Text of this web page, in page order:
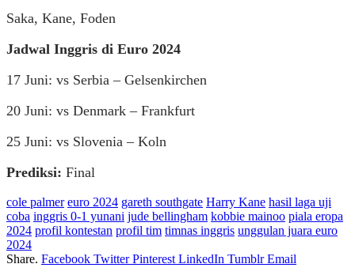
Saka, Kane, Foden
Jadwal Inggris di Euro 2024
17 Juni: vs Serbia – Gelsenkirchen
20 Juni: vs Denmark – Frankfurt
25 Juni: vs Slovenia – Koln
Prediksi: Final
cole palmer euro 2024 gareth southgate Harry Kane hasil laga uji
coba inggris 0-1 yunani jude bellingham kobbie mainoo piala eropa
2024 profil kontestan profil tim timnas inggris unggulan juara euro
2024
Share. Facebook Twitter Pinterest LinkedIn Tumblr Email